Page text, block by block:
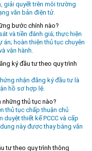
giải quyết trên môi trường
văn bản điện tử.
bước chính nào?
và tiền đánh giá; thực hiện
hoàn thiện thủ tục chuyên
vận hành.
ký đầu tư theo quy trình
nhận đăng ký đầu tư là
hồ sơ hợp lệ.
những thủ tục nào?
thủ tục chấp thuận chủ
thiết kế PCCC và cấp
này được thay bằng văn
tư theo quy trình thông